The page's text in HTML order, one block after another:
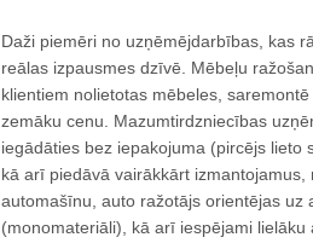
Daži piemēri no uzņēmējdarbības, kas
reālas izpausmes dzīvē. Mēbeļu
klientiem nolietotas mēbeles,
zemāku cenu. Mazumtirdzniecības
iegādāties bez iepakojuma (pircējs lieto
kā arī piedāvā vairākkārt
automašīnu, auto ražotājs orientējas uz
(monomateriāli), kā arī iespējami